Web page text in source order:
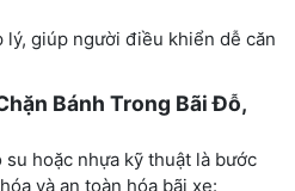
lý, giúp người điều khiển dễ căn
Bánh Trong Bãi Đỗ,
hoặc nhựa kỹ thuật là bước
và an toàn hóa bãi xe: